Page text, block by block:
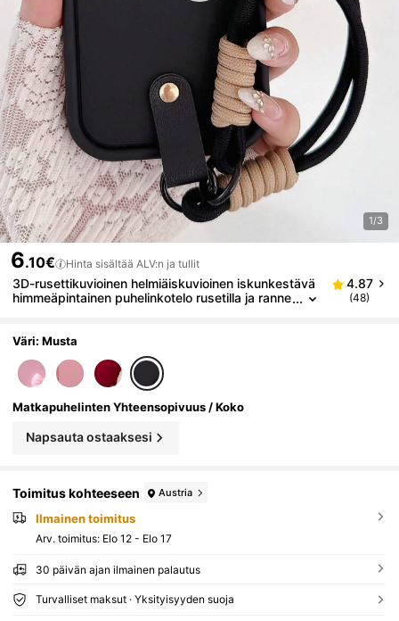
1/3
6.10€ Hinta sisältää ALV:n ja tullit
3D-rusettikuvioinen helmiäiskuvioinen iskunkestävä
himmeäpintainen puhelinkotelo rusetilla ja ranne
vaimennusta ja suojaa
4.87
(48)
Väri: Musta
Matkapuhelinten Yhteensopivuus / Koko
Napsauta ostaaksesi
Toimitus kohteeseen Austria
Ilmainen toimitus
Arv. toimitus: Elo 12 - Elo 17
30 päivän ajan ilmainen palautus
Turvalliset maksut · Yksityisyyden suoja